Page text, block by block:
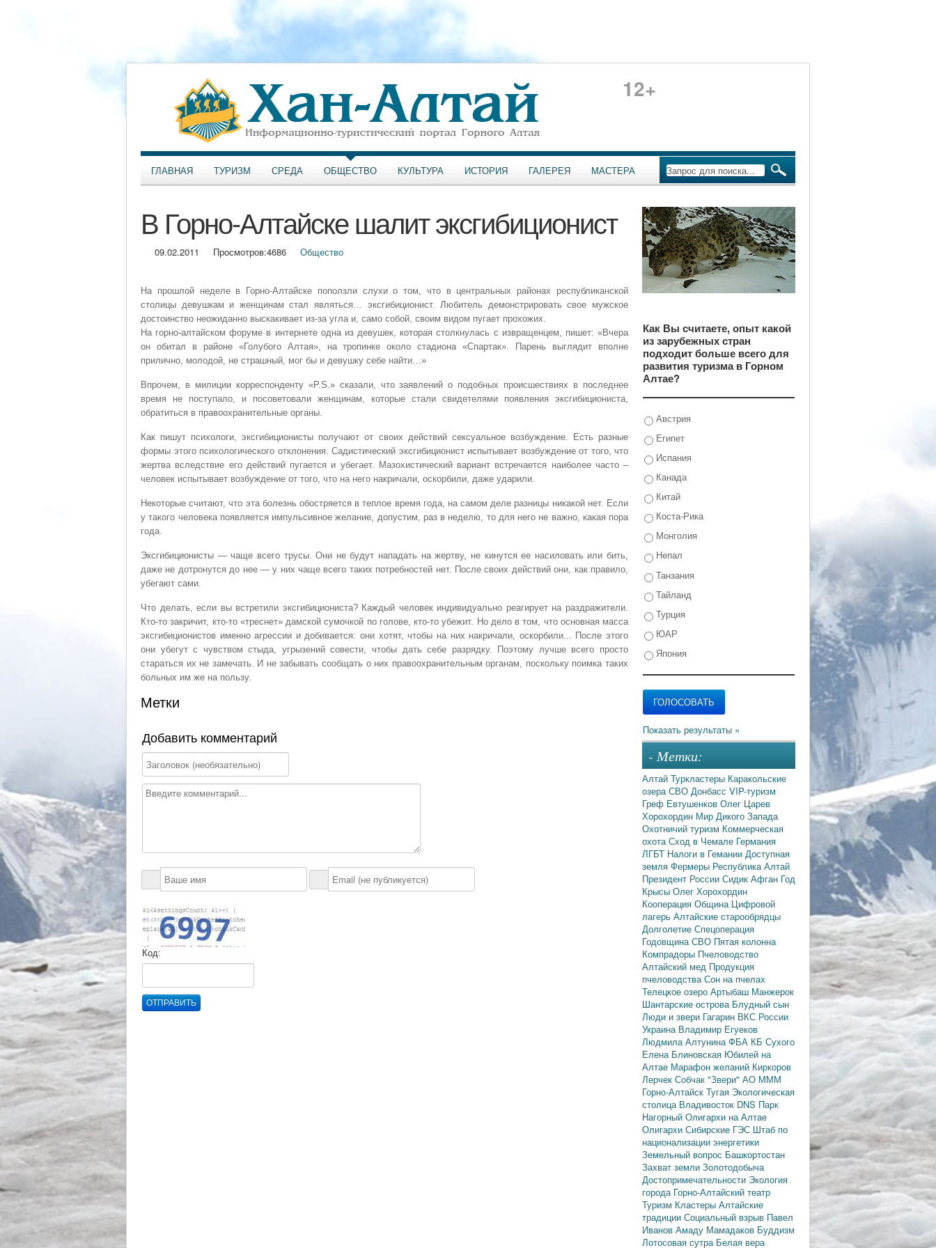
12+
ГЛАВНАЯ ТУРИЗМ СРЕДА ОБЩЕСТВО КУЛЬТУРА ИСТОРИЯ ГАЛЕРЕЯ МАСТЕРА
В Горно-Алтайске шалит эксгибиционист
09.02.2011 Просмотров:4686 Общество
На прошлой неделе в Горно-Алтайске поползли слухи о том, что в центральных районах республиканской
столицы девушкам и женщинам стал являться… эксгибиционист. Любитель демонстрировать свое мужское
достоинство неожиданно выскакивает из-за угла и, само собой, своим видом пугает прохожих.
На горно-алтайском форуме в интернете одна из девушек, которая столкнулась с извращенцем, пишет: «Вчера
он обитал в районе «Голубого Алтая», на тропинке около стадиона «Спартак». Парень выглядит вполне
прилично, молодой, не страшный, мог бы и девушку себе найти…»
Впрочем, в милиции корреспонденту «P.S.» сказали, что заявлений о подобных происшествиях в последнее
время не поступало, и посоветовали женщинам, которые стали свидетелями появления эксгибициониста,
обратиться в правоохранительные органы.
Как пишут психологи, эксгибиционисты получают от своих действий сексуальное возбуждение. Есть разные
формы этого психологического отклонения. Садистический эксгибиционист испытывает возбуждение от того, что
жертва вследствие его действий пугается и убегает. Мазохистический вариант встречается наиболее часто –
человек испытывает возбуждение от того, что на него накричали, оскорбили, даже ударили.
Некоторые считают, что эта болезнь обостряется в теплое время года, на самом деле разницы никакой нет. Если
у такого человека появляется импульсивное желание, допустим, раз в неделю, то для него не важно, какая пора
года.
Эксгибиционисты — чаще всего трусы. Они не будут нападать на жертву, не кинутся ее насиловать или бить,
даже не дотронутся до нее — у них чаще всего таких потребностей нет. После своих действий они, как правило,
убегают сами.
Что делать, если вы встретили эксгибициониста? Каждый человек индивидуально реагирует на раздражители.
Кто-то закричит, кто-то «треснет» дамской сумочкой по голове, кто-то убежит. Но дело в том, что основная масса
эксгибиционистов именно агрессии и добивается: они хотят, чтобы на них накричали, оскорбили... После этого
они убегут с чувством стыда, угрызений совести, чтобы дать себе разрядку. Поэтому лучше всего просто
стараться их не замечать. И не забывать сообщать о них правоохранительным органам, поскольку поимка таких
больных им же на пользу.
Метки
Добавить комментарий
Код:
ОТПРАВИТЬ
Как Вы считаете, опыт какой
из зарубежных стран
подходит больше всего для
развития туризма в Горном
Алтае?
Австрия
Египет
Испания
Канада
Китай
Коста-Рика
Монголия
Непал
Танзания
Тайланд
Турция
ЮАР
Япония
- Метки:
Алтай Туркластеры Каракольские
озераСВО Донбасс VIP-туризм
Греф Евтушенков Олег Царев
Хорохордин Мир Дикого Запада
Охотничий туризм Коммерческая
охотаСход в Чемале Германия
ЛГБТ Налоги в Гемании Доступная
земля Фермеры Республика Алтай
Президент России Сидик Афган Год
Крысы Олег Хорохордин
Кооперация Община Цифровой
лагерь Алтайские старообрядцы
Долголетие Спецоперация
Годовщина СВО Пятая колонна
Компрадоры Пчеловодство
Алтайский мед Продукция
пчеловодстваСон на пчелах
Телецкое озеро Артыбаш Манжерок
Шантарские острова Блудный сын
Люди и звери Гагарин ВКС России
Украина Владимир Егуеков
Людмила АлтунинаФБА КБ Сухого
Елена Блиновская Юбилей на
Алтае Марафон желаний Киркоров
Лерчек Собчак "Звери" АО МММ
Горно-Алтайск Тугая Экологическая
столица Владивосток DNS Парк
Нагорный Олигархи на Алтае
Олигархи Сибирские ГЭС Штаб по
национализации энергетики
Земельный вопрос Башкортостан
Захват земли Золотодобыча
Достопримечательности Экология
города Горно-Алтайский театр
Туризм Кластеры Алтайские
традиции Социальный взрыв Павел
Иванов Амаду Мамадаков Буддизм
Лотосовая сутра Белая вера